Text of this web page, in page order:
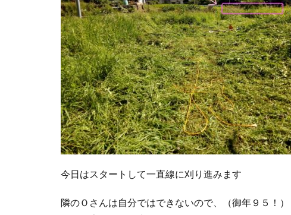
今日はスタートして一直線に刈り進みます
隣のＯさんは自分ではできないので、（御年９５！